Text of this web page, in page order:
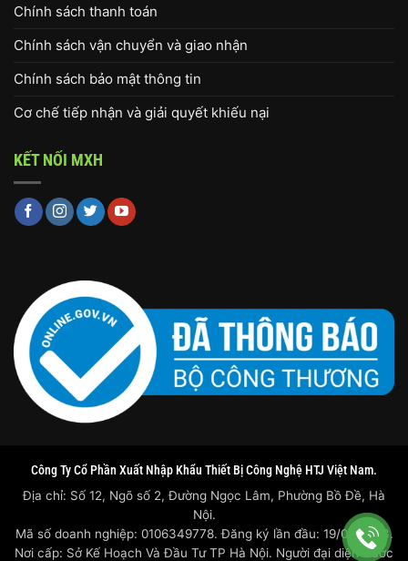
Chính sách thanh toán
Chính sách vận chuyển và giao nhận
Chính sách bảo mật thông tin
Cơ chế tiếp nhận và giải quyết khiếu nại
KẾT NỐI MXH
Công Ty Cổ Phần Xuất Nhập Khẩu Thiết Bị Công Nghệ HTJ Việt Nam.
Địa chỉ: Số 12, Ngõ số 2, Đường Ngọc Lâm, Phường Bồ Đề, Hà
Nội.
Mã số doanh nghiệp: 0106349778. Đăng ký lần đầu: 19/07/2023.
Nơi cấp: Sở Kế Hoạch Và Đầu Tư TP Hà Nội. Người đại diện trước